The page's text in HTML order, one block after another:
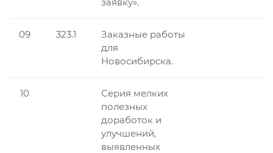
09 323.1
Заказные работы
для
Новосибирска.
10
Серия мелких
полезных
доработок и
улучшений,
выявленных